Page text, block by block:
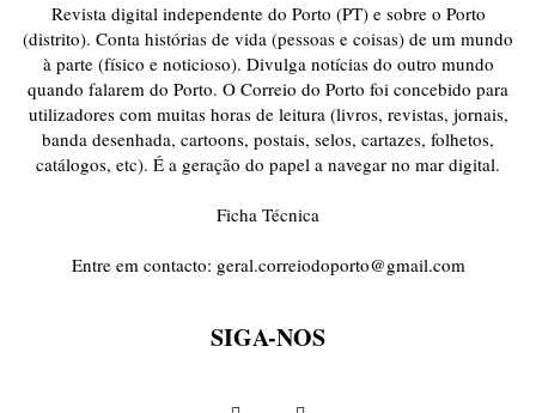
Revista digital independente do Porto (PT) e sobre o Porto
(distrito). Conta histórias de vida (pessoas e coisas) de um mundo
à parte (físico e noticioso). Divulga notícias do outro mundo
quando falarem do Porto. O Correio do Porto foi concebido para
utilizadores com muitas horas de leitura (livros, revistas, jornais,
banda desenhada, cartoons, postais, selos, cartazes, folhetos,
catálogos, etc). É a geração do papel a navegar no mar digital.
Ficha Técnica
Entre em contacto: geral.correiodoporto@gmail.com
SIGA-NOS